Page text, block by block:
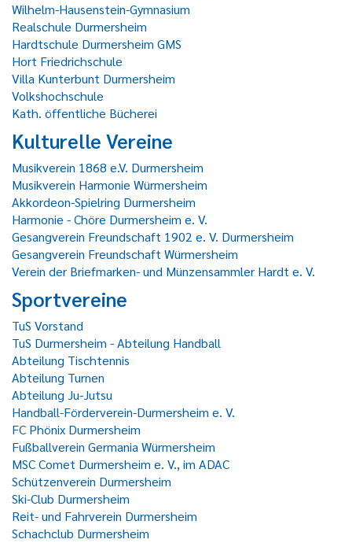
Wilhelm-Hausenstein-Gymnasium
Realschule Durmersheim
Hardtschule Durmersheim GMS
Hort Friedrichschule
Villa Kunterbunt Durmersheim
Volkshochschule
Kath. öffentliche Bücherei
Kulturelle Vereine
Musikverein 1868 e.V. Durmersheim
Musikverein Harmonie Würmersheim
Akkordeon-Spielring Durmersheim
Harmonie - Chöre Durmersheim e. V.
Gesangverein Freundschaft 1902 e. V. Durmersheim
Gesangverein Freundschaft Würmersheim
Verein der Briefmarken- und Münzensammler Hardt e. V.
Sportvereine
TuS Vorstand
TuS Durmersheim - Abteilung Handball
Abteilung Tischtennis
Abteilung Turnen
Abteilung Ju-Jutsu
Handball-Förderverein-Durmersheim e. V.
FC Phönix Durmersheim
Fußballverein Germania Würmersheim
MSC Comet Durmersheim e. V., im ADAC
Schützenverein Durmersheim
Ski-Club Durmersheim
Reit- und Fahrverein Durmersheim
Schachclub Durmersheim